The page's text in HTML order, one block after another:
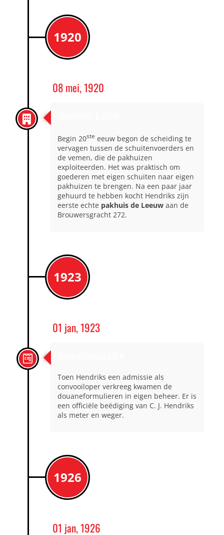
1920
08 mei, 1920
Begin 20ste eeuw begon de scheiding te
vervagen tussen de schuitenvoerders en
de vemen, die de pakhuizen
exploiteerden. Het was praktisch om
goederen met eigen schuiten naar eigen
pakhuizen te brengen. Na een paar jaar
gehuurd te hebben kocht Hendriks zijn
eerste echte pakhuis de Leeuw aan de
Brouwersgracht 272.
1923
01 jan, 1923
Toen Hendriks een admissie als
convooiloper verkreeg kwamen de
douaneformulieren in eigen beheer. Er is
een officiële beëdiging van C. J. Hendriks
als meter en weger.
1926
01 jan, 1926